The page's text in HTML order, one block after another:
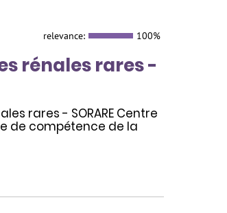
relevance: 100%
rénales rares -
rares - SORARE Centre
de compétence de la